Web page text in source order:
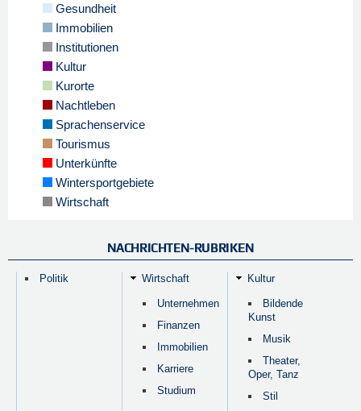
Gesundheit
Immobilien
Institutionen
Kultur
Kurorte
Nachtleben
Sprachenservice
Tourismus
Unterkünfte
Wintersportgebiete
Wirtschaft
NACHRICHTEN-RUBRIKEN
Politik Wirtschaft
Unternehmen
Finanzen
Immobilien
Karriere
Studium
Kultur
Bildende
Kunst
Musik
Theater,
Oper, Tanz
Stil